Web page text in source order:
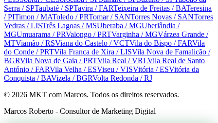
Serra / SPTaubaté / SPTavira / FARTeixeira de Freitas / BATeresina
/ PITimon / MAToledo / PRTomar/ SANTorres Novas / SANTorres
Vedras / LISTrês Lagoas / MSUberaba / MGUberlândia /
MGUmuarama / PRValongo / PRTVarginha / MGVárzea Grande /
MTViamão / RSViana do Castelo / VCTVila do Bispo / FARVila
do Conde / PRTVila Franca de Xira / LISVila Nova de Famalicão /
BGRVila Nova de Gaia / PRTVila Real / VRLVila Real de Santo
António / FARVila Velha / ESViseu / VISVitória / ESVitória da
Conquista / BAVizela / BGRVolta Redonda / RJ
© 2026 MKT com Marcos. Todos os direitos reservados.
Marcos Roberto - Consultor de Marketing Digital